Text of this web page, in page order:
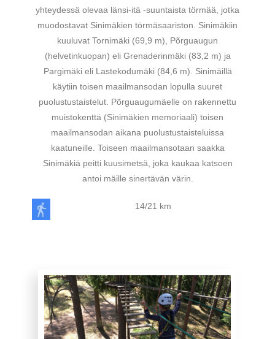
yhteydessä olevaa länsi-itä -suuntaista törmää, jotka
muodostavat Sinimäkien törmäsaariston. Sinimäkiin
kuuluvat Tornimäki (69,9 m), Põrguaugun
(helvetinkuopan) eli Grenaderinmäki (83,2 m) ja
Pargimäki eli Lastekodumäki (84,6 m). Sinimäillä
käytiin toisen maailmansodan lopulla suuret
puolustustaistelut. Põrguaugumäelle on rakennettu
muistokenttä (Sinimäkien memoriaali) toisen
maailmansodan aikana puolustustaisteluissa
kaatuneille. Toiseen maailmansotaan saakka
Sinimäkiä peitti kuusimetsä, joka kaukaa katsoen
antoi mäille sinertävän värin.
14/21 km